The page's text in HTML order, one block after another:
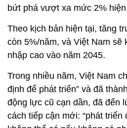
bứt phá vượt xa mức 2% hiện
Theo kịch bản hiện tại, tăng
còn 5%/năm, và Việt Nam sẽ
nhập cao vào năm 2045.
Trong nhiều năm, Việt Nam
định để phát triển” và đã
động lực cũ cạn dần, đã đến
cách tiếp cận mới: “phát triển